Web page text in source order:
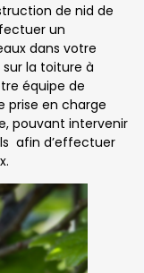
de nid de
un
dans votre
sur la toiture à
équipe de
prise en charge
pouvant intervenir
afin d’effectuer